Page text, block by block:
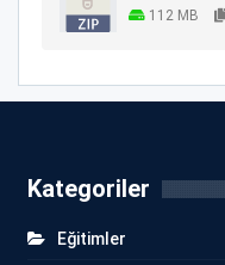
112 MB
Kategoriler
Eğitimler